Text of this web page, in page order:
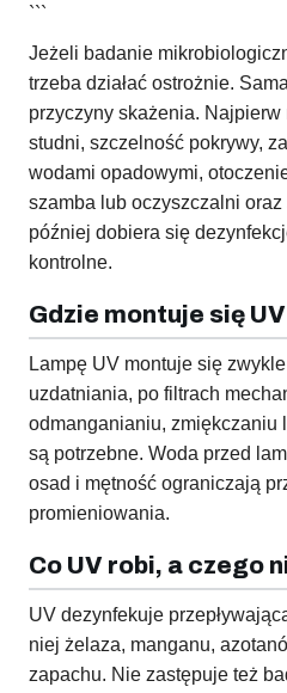
```
Jeżeli badanie
trzeba działać ostrożnie.
przyczyny skażenia.
studni, szczelność pokrywy,
wodami opadowymi,
szamba lub oczyszczalni
później dobiera się
kontrolne.
Gdzie montuje się UV
Lampę UV montuje się
uzdatniania, po filtrach
odmanganianiu, zmiękczaniu
są potrzebne. Woda przed
osad i mętność ograniczają
promieniowania.
Co UV robi, a czego
UV dezynfekuje
niej żelaza, manganu,
zapachu. Nie zastępuje też